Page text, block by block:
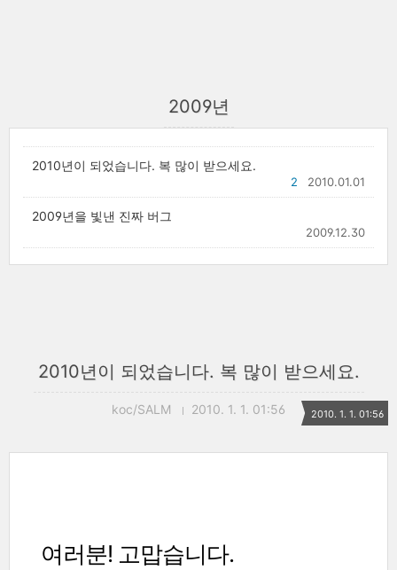
2009년
2010년이 되었습니다. 복 많이 받으세요.
2010.01.01
2
2009년을 빛낸 진짜 버그
2009.12.30
2010년이 되었습니다. 복 많이 받으세요.
koc/SALM 2010. 1. 1. 01:56 2010. 1. 1. 01:56
여러분! 고맙습니다.